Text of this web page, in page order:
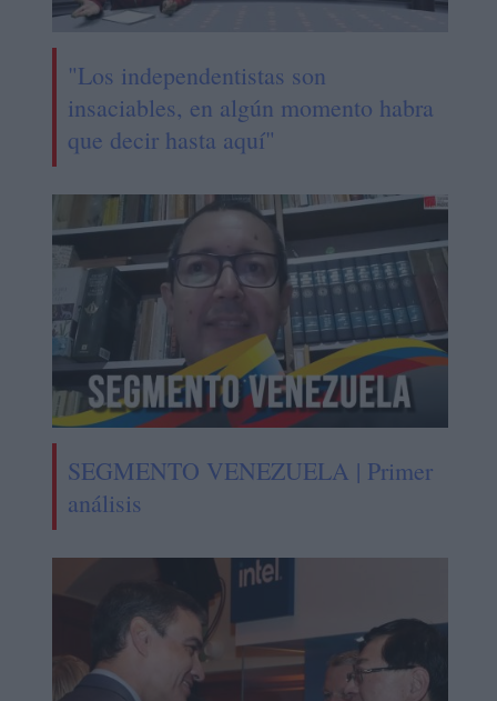
"Los independentistas son
insaciables, en algún momento habra
que decir hasta aquí"
SEGMENTO VENEZUELA | Primer
análisis